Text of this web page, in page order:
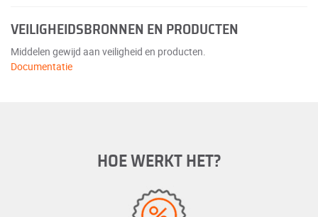
VEILIGHEIDSBRONNEN EN PRODUCTEN
Middelen gewijd aan veiligheid en producten.
Documentatie
HOE WERKT HET?